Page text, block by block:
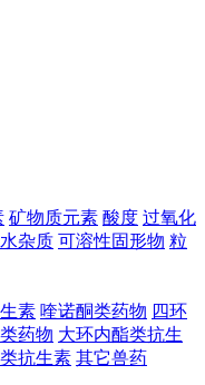
矿物质元素 酸度 过氧化
杂质 可溶性固形物 粒
素 喹诺酮类药物 四环
药物 大环内酯类抗生
抗生素 其它兽药